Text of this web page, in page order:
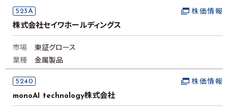
523A
株式会社セイワホールディングス
株価情報
市場
東証グロース
業種
金属製品
5240
monoAI technology株式会社
株価情報